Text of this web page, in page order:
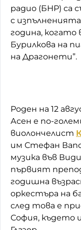
радио (БНР) са
с
година, когато
Бурилкова на
на Драгонети”.
Роден на 12
Асен е по-
виолончелист
им Стефан
музика във
първият
годишна
оркестъра на
след това е
София, където